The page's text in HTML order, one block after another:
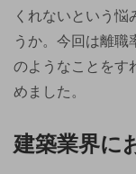
くれないという悩
うか。今回は離職
のようなことをす
めました。
建築業界に